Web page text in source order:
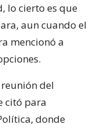
lo cierto es que
aun cuando el
mencionó a
del
citó para
donde